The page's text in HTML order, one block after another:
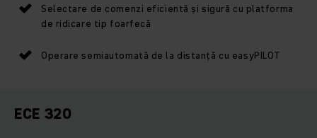
Selectare de comenzi eficientă şi sigură cu platforma
de ridicare tip foarfecă
Operare semiautomată de la distanţă cu easyPILOT
ECE 320